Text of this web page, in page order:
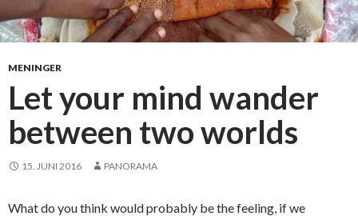
MENINGER
Let your mind wander
between two worlds
15. JUNI 2016 PANORAMA
What do you think would probably be the feeling, if we